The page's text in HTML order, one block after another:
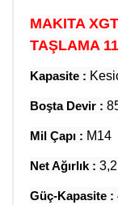
MAKITA
TAŞLAMA
Kapasite :
Boşta Devir :
Mil Çapı : M14
Net Ağırlık :
Güç-Kapasite :